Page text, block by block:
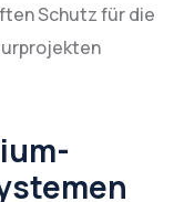
Schutz für die